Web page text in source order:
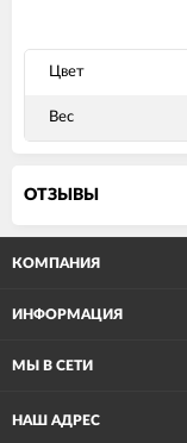
Цвет
Вес
ОТЗЫВЫ
КОМПАНИЯ
ИНФОРМАЦИЯ
МЫ В СЕТИ
НАШ АДРЕС